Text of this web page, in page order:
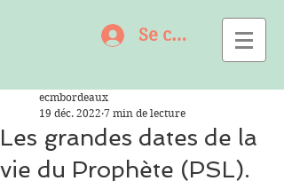
Se connecter
Les grandes dates de la
vie du Prophète (PSL).
ecmbordeaux
19 déc. 2022 7 min de lecture